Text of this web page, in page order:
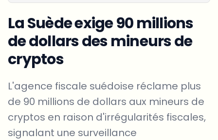
La Suède exige 90 millions
de dollars des mineurs de
cryptos
L'agence fiscale suédoise réclame plus
de 90 millions de dollars aux mineurs de
cryptos en raison d'irrégularités fiscales,
signalant une surveillance